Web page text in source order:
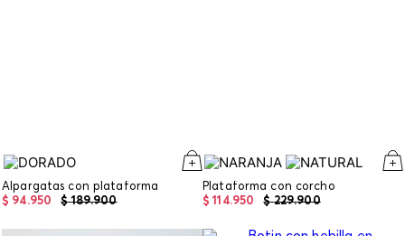
Alpargatas con plataforma
$ 189.900
$ 94.950
Plataforma con corcho
$ 229.900
$ 114.950